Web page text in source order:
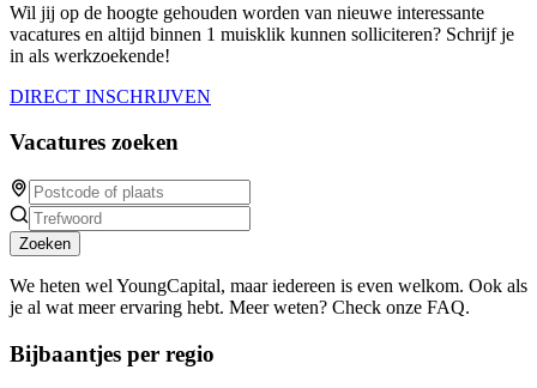
Wil jij op de hoogte gehouden worden van nieuwe interessante
vacatures en altijd binnen 1 muisklik kunnen solliciteren? Schrijf je
in als werkzoekende!
DIRECT INSCHRIJVEN
Vacatures zoeken
Zoeken
We heten wel YoungCapital, maar iedereen is even welkom. Ook als
je al wat meer ervaring hebt. Meer weten? Check onze FAQ.
Bijbaantjes per regio